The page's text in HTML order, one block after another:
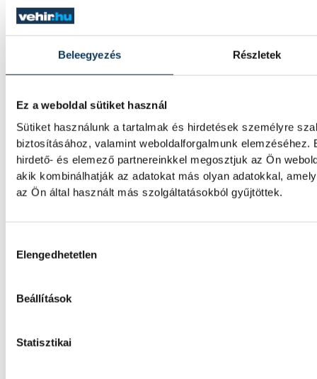
Beleegyezés Részletek
Ez a weboldal sütiket használ
Sütiket használunk a tartalmak és hirdetések személyre
biztosításához, valamint weboldalforgalmunk
hirdető- és elemező partnereinkkel megosztjuk az Ön
akik kombinálhatják az adatokat más olyan adatokkal,
az Ön által használt más szolgáltatásokból gyűjtöttek.
Elengedhetetlen
Beállítások
Statisztikai
negyeddöntőjében.
A bajnokesélyes
A VSC Veszprém férfi labdarúgócsapata
erőfelmérő előtt áll: Gunther Zsolt
csoportjának második fordulójában a
Bányász FC vendége lesz.
Nielsen bravúrokkal, Imre
mutatkozott be Veszprém-
győzelmet aratott az ETO University HT
kézben tartotta az eseményeket.